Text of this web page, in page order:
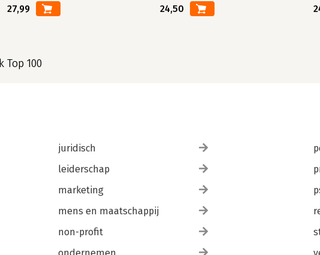
27,99 24,50
100
juridisch
leiderschap
marketing
mens en maatschappij
non-profit